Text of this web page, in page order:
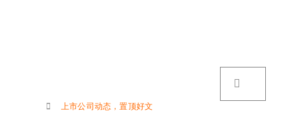
上市公司动态 ，置顶好文